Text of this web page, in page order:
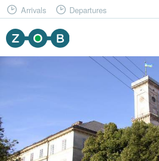
Arrivals Departures